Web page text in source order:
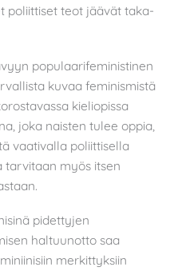
poliittiset teot jäävät taka-
populaarifeministinen
kuvaa feminismistä
kieliopissa
joka naisten tulee oppia,
vaativalla poliittisella
tarvitaan myös itsen
pidettyjen
haltuunotto saa
merkittyksiin